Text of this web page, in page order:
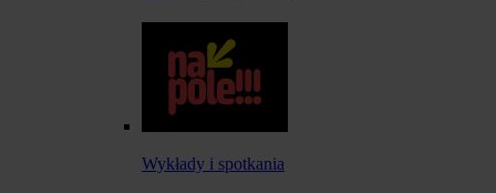
Wykłady i spotkania